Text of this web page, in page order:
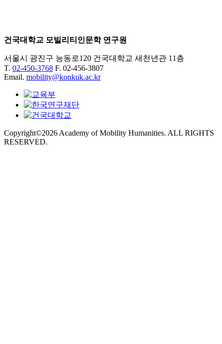
건국대학교 모빌리티인문학 연구원
서울시 광진구 능동로120 건국대학교 새천년관 11층
T. 02-450-3768 F. 02-456-3807
Email. mobility@konkuk.ac.kr
Copyright©2026 Academy of Mobility Humanities. ALL RIGHTS
RESERVED.